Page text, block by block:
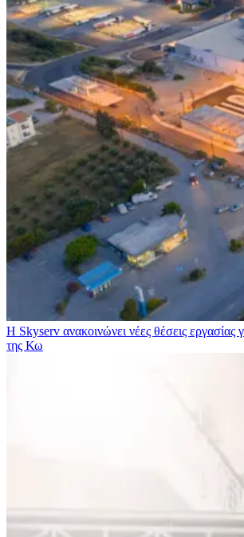
Η Skyserv ανακοινώνει νέες θέσεις εργασίας
της Κω